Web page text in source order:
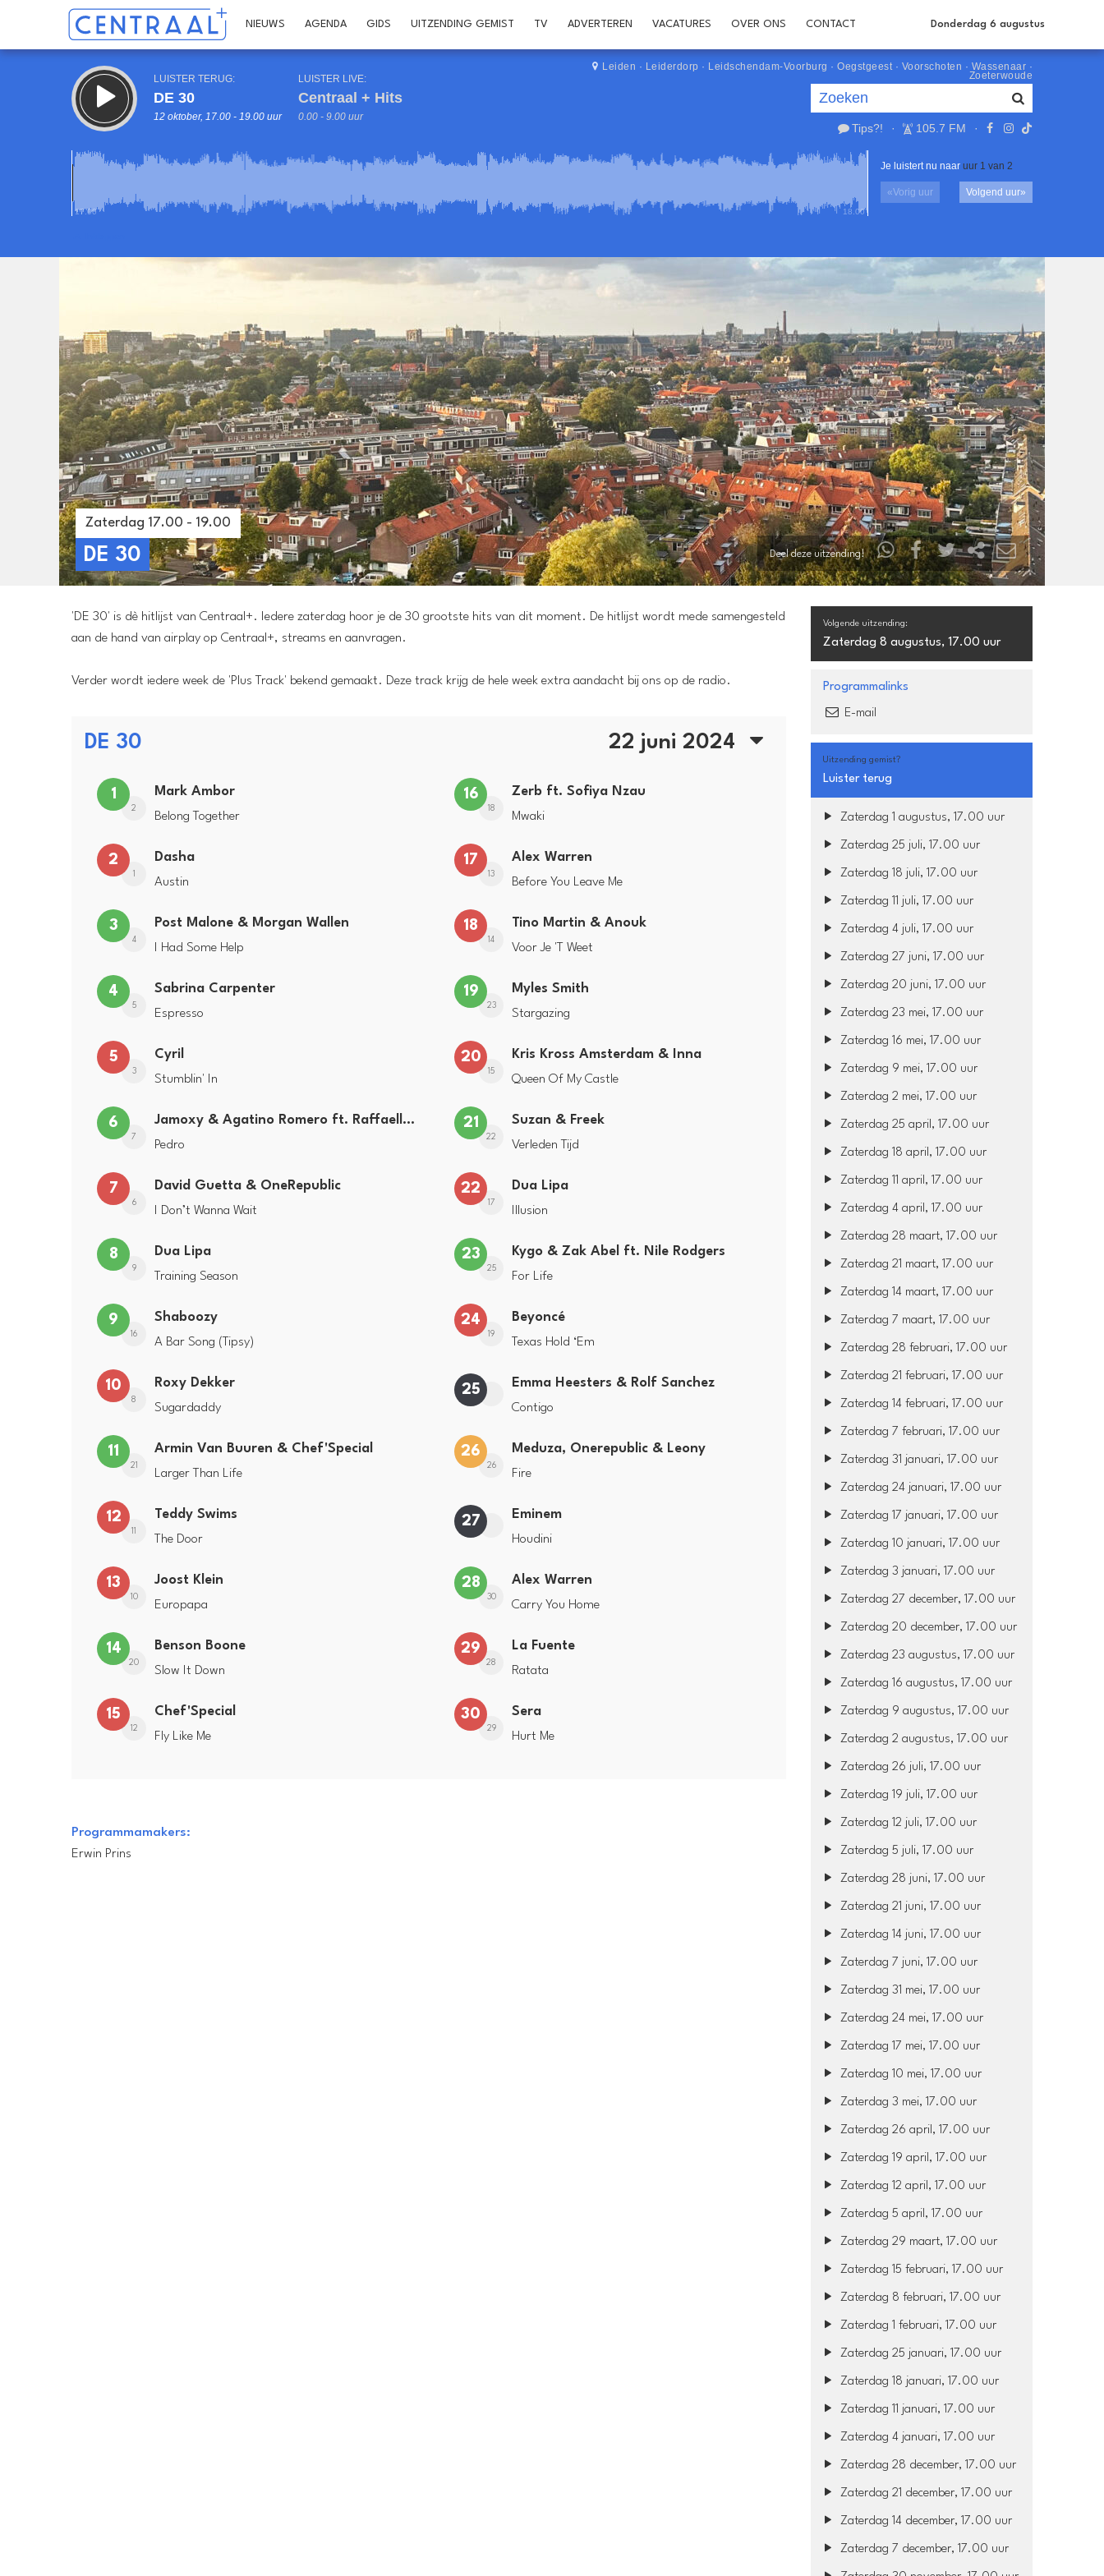
NIEUWS AGENDA GIDS UITZENDING GEMIST TV ADVERTEREN VACATURES OVER ONS CONTACT Donderdag 6 augustus
LUISTER TERUG:
DE 30
12 oktober, 17.00 - 19.00 uur
LUISTER LIVE:
Centraal + Hits
0.00 - 9.00 uur
Leiden · Leiderdorp · Leidschendam-Voorburg · Oegstgeest· Voorschoten · Wassenaar ·
Zoeterwoude
Tips?! · 105.7 FM ·
17.00 18.00
Je luistert nu naar uur 1 van 2
«Vorig uur Volgend uur»
Zaterdag 17.00 - 19.00
DE 30 Deel deze uitzending!
'DE 30' is dè hitlijst van Centraal+. Iedere zaterdag hoor je de 30 grootste hits van dit moment. De hitlijst wordt mede samengesteld
aan de hand van airplay op Centraal+, streams en aanvragen.
Verder wordt iedere week de 'Plus Track' bekend gemaakt. Deze track krijg de hele week extra aandacht bij ons op de radio.
DE 30 22 juni 2024
1
2
Mark Ambor
Belong Together
2
1
Dasha
Austin
3
4
Post Malone & Morgan Wallen
I Had Some Help
4
5
Sabrina Carpenter
Espresso
5
3
Cyril
Stumblin' In
6
7
Jamoxy & Agatino Romero ft. Raffaella Carrà
Pedro
7
6
David Guetta & OneRepublic
I Don’t Wanna Wait
8
9
Dua Lipa
Training Season
9
16
Shaboozy
A Bar Song (Tipsy)
10
8
Roxy Dekker
Sugardaddy
11
21
Armin Van Buuren & Chef'Special
Larger Than Life
12
11
Teddy Swims
The Door
13
10
Joost Klein
Europapa
14
20
Benson Boone
Slow It Down
15
12
Chef'Special
Fly Like Me
16
18
Zerb ft. Sofiya Nzau
Mwaki
17
13
Alex Warren
Before You Leave Me
18
14
Tino Martin & Anouk
Voor Je 'T Weet
19
23
Myles Smith
Stargazing
20
15
Kris Kross Amsterdam & Inna
Queen Of My Castle
21
22
Suzan & Freek
Verleden Tijd
22
17
Dua Lipa
Illusion
23
25
Kygo & Zak Abel ft. Nile Rodgers
For Life
24
19
Beyoncé
Texas Hold ‘Em
25 Emma Heesters & Rolf Sanchez
Contigo
26
26
Meduza, Onerepublic & Leony
Fire
27 Eminem
Houdini
28
30
Alex Warren
Carry You Home
29
28
La Fuente
Ratata
30
29
Sera
Hurt Me
Programmamakers:
Erwin Prins
Volgende uitzending:
Zaterdag 8 augustus, 17.00 uur
Programmalinks
E-mail
Uitzending gemist?
Luister terug
Zaterdag 1 augustus, 17.00 uur
Zaterdag 25 juli, 17.00 uur
Zaterdag 18 juli, 17.00 uur
Zaterdag 11 juli, 17.00 uur
Zaterdag 4 juli, 17.00 uur
Zaterdag 27 juni, 17.00 uur
Zaterdag 20 juni, 17.00 uur
Zaterdag 23 mei, 17.00 uur
Zaterdag 16 mei, 17.00 uur
Zaterdag 9 mei, 17.00 uur
Zaterdag 2 mei, 17.00 uur
Zaterdag 25 april, 17.00 uur
Zaterdag 18 april, 17.00 uur
Zaterdag 11 april, 17.00 uur
Zaterdag 4 april, 17.00 uur
Zaterdag 28 maart, 17.00 uur
Zaterdag 21 maart, 17.00 uur
Zaterdag 14 maart, 17.00 uur
Zaterdag 7 maart, 17.00 uur
Zaterdag 28 februari, 17.00 uur
Zaterdag 21 februari, 17.00 uur
Zaterdag 14 februari, 17.00 uur
Zaterdag 7 februari, 17.00 uur
Zaterdag 31 januari, 17.00 uur
Zaterdag 24 januari, 17.00 uur
Zaterdag 17 januari, 17.00 uur
Zaterdag 10 januari, 17.00 uur
Zaterdag 3 januari, 17.00 uur
Zaterdag 27 december, 17.00 uur
Zaterdag 20 december, 17.00 uur
Zaterdag 23 augustus, 17.00 uur
Zaterdag 16 augustus, 17.00 uur
Zaterdag 9 augustus, 17.00 uur
Zaterdag 2 augustus, 17.00 uur
Zaterdag 26 juli, 17.00 uur
Zaterdag 19 juli, 17.00 uur
Zaterdag 12 juli, 17.00 uur
Zaterdag 5 juli, 17.00 uur
Zaterdag 28 juni, 17.00 uur
Zaterdag 21 juni, 17.00 uur
Zaterdag 14 juni, 17.00 uur
Zaterdag 7 juni, 17.00 uur
Zaterdag 31 mei, 17.00 uur
Zaterdag 24 mei, 17.00 uur
Zaterdag 17 mei, 17.00 uur
Zaterdag 10 mei, 17.00 uur
Zaterdag 3 mei, 17.00 uur
Zaterdag 26 april, 17.00 uur
Zaterdag 19 april, 17.00 uur
Zaterdag 12 april, 17.00 uur
Zaterdag 5 april, 17.00 uur
Zaterdag 29 maart, 17.00 uur
Zaterdag 15 februari, 17.00 uur
Zaterdag 8 februari, 17.00 uur
Zaterdag 1 februari, 17.00 uur
Zaterdag 25 januari, 17.00 uur
Zaterdag 18 januari, 17.00 uur
Zaterdag 11 januari, 17.00 uur
Zaterdag 4 januari, 17.00 uur
Zaterdag 28 december, 17.00 uur
Zaterdag 21 december, 17.00 uur
Zaterdag 14 december, 17.00 uur
Zaterdag 7 december, 17.00 uur